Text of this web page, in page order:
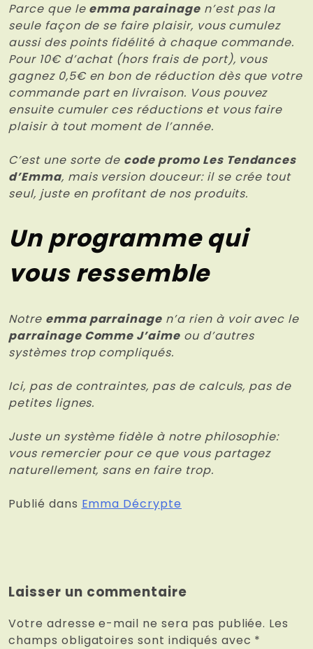
Parce que le emma parainagen’est pas la
seule façon de se faire plaisir, vous cumulez
aussi des points fidélité à chaque commande.
Pour 10€ d’achat (hors frais de port), vous
gagnez 0,5€ en bon de réduction dès que votre
commande part en livraison. Vous pouvez
ensuite cumuler ces réductions et vous faire
plaisir à tout moment de l’année.
C’est une sorte de code promo Les Tendances
d’Emma, mais version douceur: il se crée tout
seul, juste en profitant de nos produits.
Un programme qui
vous ressemble
Notre emma parrainage n’a rien à voir avec le
parrainage Comme J’aime ou d’autres
systèmes trop compliqués.
Ici, pas de contraintes, pas de calculs, pas de
petites lignes.
Juste un système fidèle à notre philosophie:
vous remercier pour ce que vous partagez
naturellement, sans en faire trop.
Publié dans Emma Décrypte
Laisser un commentaire
Votre adresse e-mail ne sera pas publiée. Les
champs obligatoires sont indiqués avec *